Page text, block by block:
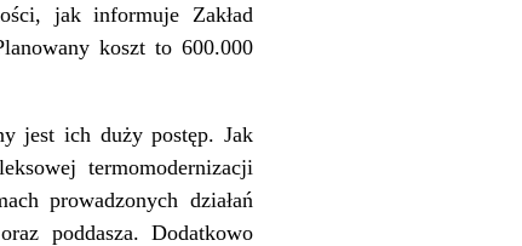
jak informuje Zakład
koszt to 600.000
jest ich duży postęp. Jak
termomodernizacji
prowadzonych działań
poddasza. Dodatkowo